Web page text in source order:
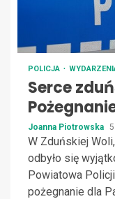
POLICJA
Serce
Joanna Piotrowska
W Zduńskiej
odbyło się
Powiatowa
pożegnanie dla